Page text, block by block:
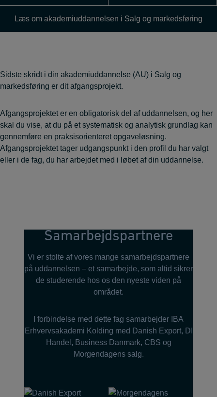
Læs om akademiuddannelsen i Salg og markedsføring
Sidste skridt i din akademiuddannelse (AU) i Salg og
markedsføring er dit afgangsprojekt.
Afgangsprojektet er en obligatorisk del af uddannelsen, og her
skal du vise, at du på et systematisk og analytisk grundlag kan
gennemføre en praksisorienteret opgaveløsning.
Afgangsprojektet tager udgangspunkt i den profil du har valgt
eller i de fag, du har arbejdet med i løbet af din uddannelse.
Samarbejdspartnere
Vi er stolte af vores mange samarbejdspartnere
på uddannelsen – et samarbejde, som altid sikrer
de studerende hos os den nyeste viden på
området.
I forbindelse med dette fag samarbejder IBA
Erhvervsakademi Kolding med Danish Export, DI
Handel, Business Danmark, CBS og
Morgendagens salg.